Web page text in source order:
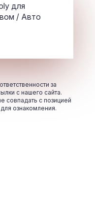
для
/ Авто
за
с нашего сайта.
совпадать с позицией
ознакомления.